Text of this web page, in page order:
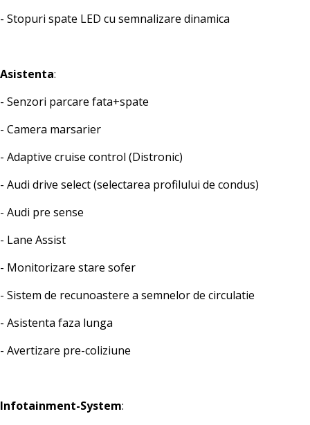
- Stopuri spate LED cu semnalizare dinamica
Asistenta:
- Senzori parcare fata+spate
- Camera marsarier
- Adaptive cruise control (Distronic)
- Audi drive select (selectarea profilului de condus)
- Audi pre sense
- Lane Assist
- Monitorizare stare sofer
- Sistem de recunoastere a semnelor de circulatie
- Asistenta faza lunga
- Avertizare pre-coliziune
Infotainment-System: